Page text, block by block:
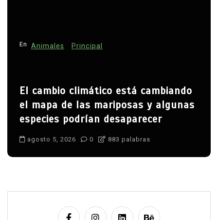
En Animales Principal
El cambio climático está cambiando
el mapa de las mariposas y algunas
especies podrían desaparecer
agosto 5, 2026 0 883 palabras